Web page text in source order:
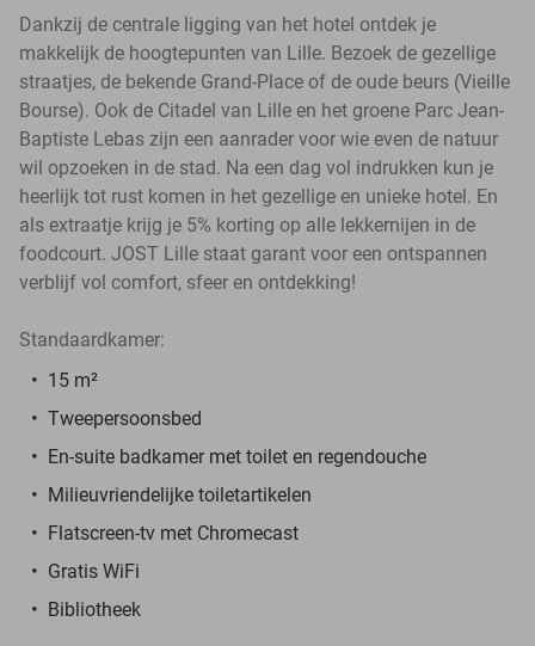
Dankzij de centrale ligging van het hotel ontdek je
makkelijk de hoogtepunten van Lille. Bezoek de gezellige
straatjes, de bekende Grand-Place of de oude beurs (Vieille
Bourse). Ook de Citadel van Lille en het groene Parc Jean-
Baptiste Lebas zijn een aanrader voor wie even de natuur
wil opzoeken in de stad. Na een dag vol indrukken kun je
heerlijk tot rust komen in het gezellige en unieke hotel. En
als extraatje krijg je 5% korting op alle lekkernijen in de
foodcourt. JOST Lille staat garant voor een ontspannen
verblijf vol comfort, sfeer en ontdekking!
Standaardkamer:
15 m²
Tweepersoonsbed
En-suite badkamer met toilet en regendouche
Milieuvriendelijke toiletartikelen
Flatscreen-tv met Chromecast
Gratis WiFi
Bibliotheek